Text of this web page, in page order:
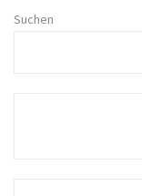
Suchen